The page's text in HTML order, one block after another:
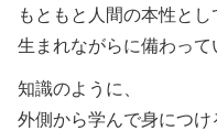
もともと人間の本性とし
生まれながらに備わって
知識のように、
外側から学んで身につけ